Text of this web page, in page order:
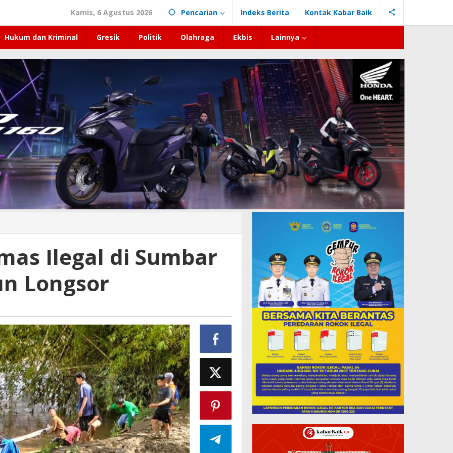
Kamis, 6 Agustus 2026 Pencarian Indeks Berita Kontak Kabar Baik
Hukum dan Kriminal Gresik Politik Olahraga Ekbis Lainnya
Ilegal di Sumbar
Longsor